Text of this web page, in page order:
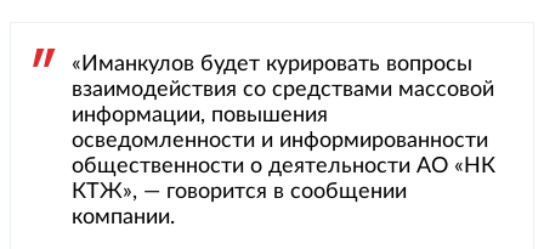
«Иманкулов будет курировать вопросы
взаимодействия со средствами массовой
информации, повышения
осведомленности и информированности
общественности о деятельности АО «НК
КТЖ», — говорится в сообщении
компании.